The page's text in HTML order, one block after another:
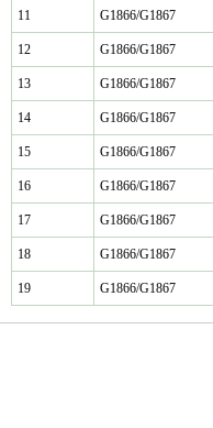
11 G1866/G1867
12 G1866/G1867
13 G1866/G1867
14 G1866/G1867
15 G1866/G1867
16 G1866/G1867
17 G1866/G1867
18 G1866/G1867
19 G1866/G1867